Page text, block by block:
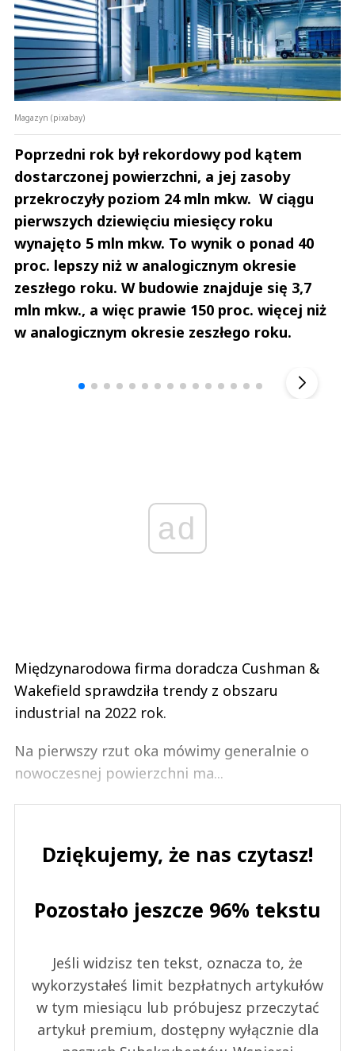
Magazyn (pixabay)
Poprzedni rok był rekordowy pod kątem
dostarczonej powierzchni, a jej zasoby
przekroczyły poziom 24 mln mkw. W ciągu
pierwszych dziewięciu miesięcy roku
wynajęto 5 mln mkw. To wynik o ponad 40
proc. lepszy niż w analogicznym okresie
zeszłego roku. W budowie znajduje się 3,7
mln mkw., a więc prawie 150 proc. więcej niż
w analogicznym okresie zeszłego roku.
ad
Międzynarodowa firma doradcza Cushman &
Wakefield sprawdziła trendy z obszaru
industrial na 2022 rok.
Na pierwszy rzut oka mówimy generalnie o
nowoczesnej powierzchni ma...
Dziękujemy, że nas czytasz!
Pozostało jeszcze 96% tekstu
Jeśli widzisz ten tekst, oznacza to, że
wykorzystałeś limit bezpłatnych artykułów
w tym miesiącu lub próbujesz przeczytać
artykuł premium, dostępny wyłącznie dla